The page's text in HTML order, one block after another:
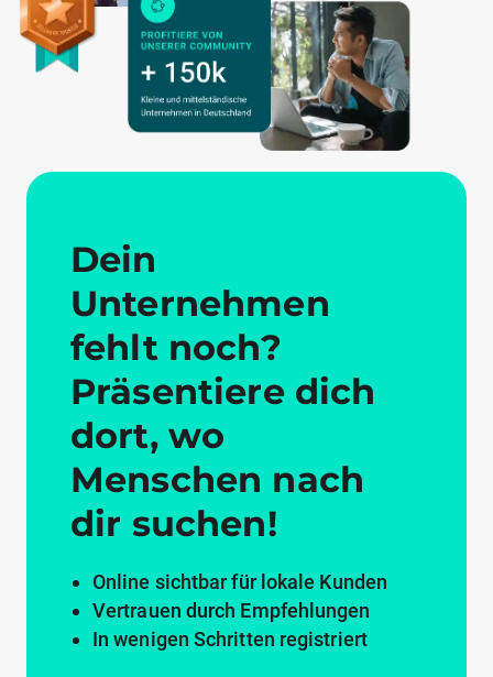
Dein
Unternehmen
fehlt noch?
Präsentiere dich
dort, wo
Menschen nach
dir suchen!
Online sichtbar für lokale Kunden
Vertrauen durch Empfehlungen
In wenigen Schritten registriert